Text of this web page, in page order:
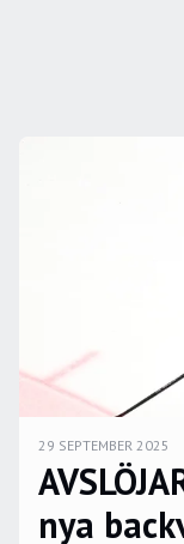
29 SEPTEMBER 2025
nya